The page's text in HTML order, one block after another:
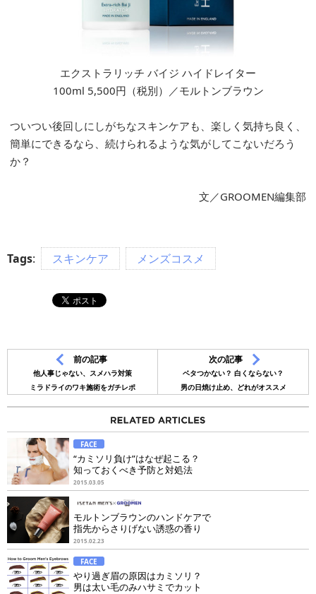
エクストラリッチ バイジ ハイドレイター
100ml 5,500円（税別）／モルトンブラウン
ついつい後回しにしがちなスキンケアも、楽しく気持ち良く、
簡単にできるなら、続けられるような気がしてこないだろう
か？
文／GROOMEN編集部
Tags: スキンケア メンズコスメ
前の記事
他人事じゃない、スメハラ対策
ミラドライのワキ施術をガチレポ
次の記事
ベタつかない？ 白くならない？
男の日焼け止め、どれがオススメ
FACE
“カミソリ負け”はなぜ起こる？
知っておくべき予防と対処法
2015.03.05
モルトンブラウンのハンドケアで
指先からさりげない誘惑の香り
2015.02.23
FACE
やり過ぎ眉の原因はカミソリ？
男は太い毛のみハサミでカット